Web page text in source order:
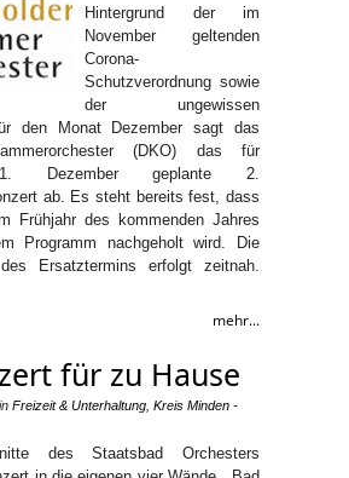
Hintergrund der im
November geltenden
Corona-
Schutzverordnung sowie
der ungewissen
den Monat Dezember sagt das
(DKO) das für
Dezember geplante 2.
ab. Es steht bereits fest, dass
Frühjahr des kommenden Jahres
Programm nachgeholt wird. Die
Ersatztermins erfolgt zeitnah.
mehr...
für zu Hause
in Freizeit & Unterhaltung Kreis Minden -
des Staatsbad Orchesters